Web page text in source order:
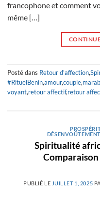
francophone et comment
même […]
Posté dans Retour d'affection,
#RituelBenin,amour,couple,
voyant,retour affectif,retour
DÉSENVOÛTEMENT
Spiritualité
PUBLIÉ LE JUILLET 1, 2025